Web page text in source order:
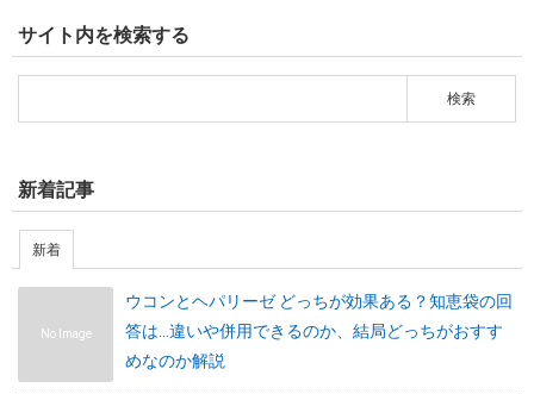
サイト内を検索する
新着記事
新着
No Image
ウコンとヘパリーゼ どっちが効果ある？知恵袋の回
答は…違いや併用できるのか、結局どっちがおすす
めなのか解説